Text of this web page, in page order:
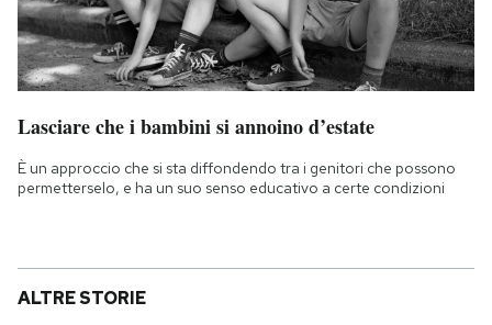
Lasciare che i bambini si annoino d’estate
È un approccio che si sta diffondendo tra i genitori che possono
permetterselo, e ha un suo senso educativo a certe condizioni
ALTRE STORIE